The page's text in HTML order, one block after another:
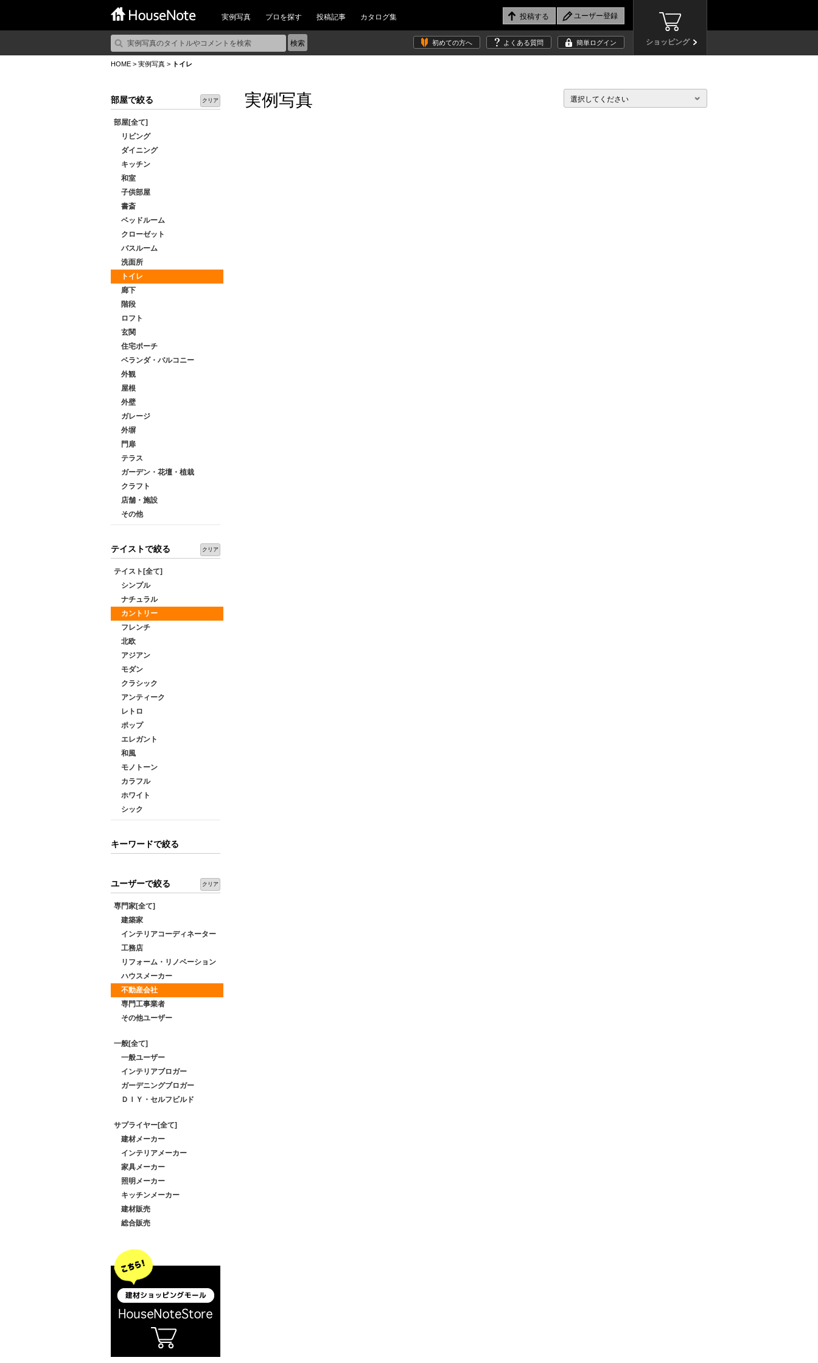
実例写真 プロを探す 投稿記事 カタログ集
ショッピング
初めての方へ よくある質問 簡単ログイン
HOME > 実例写真 > トイレ
部屋で絞る クリア
部屋[全て]
リビング
ダイニング
キッチン
和室
子供部屋
書斎
ベッドルーム
クローゼット
バスルーム
洗面所
トイレ
廊下
階段
ロフト
玄関
住宅ポーチ
ベランダ・バルコニー
外観
屋根
外壁
ガレージ
外塀
門扉
テラス
ガーデン・花壇・植栽
クラフト
店舗・施設
その他
テイストで絞る クリア
テイスト[全て]
シンプル
ナチュラル
カントリー
フレンチ
北欧
アジアン
モダン
クラシック
アンティーク
レトロ
ポップ
エレガント
和風
モノトーン
カラフル
ホワイト
シック
キーワードで絞る
ユーザーで絞る クリア
専門家[全て]
建築家
インテリアコーディネーター
工務店
リフォーム・リノベーション
ハウスメーカー
不動産会社
専門工事業者
その他ユーザー
一般[全て]
一般ユーザー
インテリアブロガー
ガーデニングブロガー
ＤＩＹ・セルフビルド
サプライヤー[全て]
建材メーカー
インテリアメーカー
家具メーカー
照明メーカー
キッチンメーカー
建材販売
総合販売
実例写真 選択してください